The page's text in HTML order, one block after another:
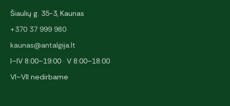
Šiaulių g. 35-3, Kaunas
+370 37 999 980
kaunas@antalgija.lt
I–IV 8:00–19:00 · V 8:00–18:00
VI–VII nedirbame